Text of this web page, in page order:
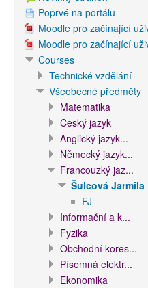
Poprvé na portálu
Moodle pro začínající
Moodle pro začínající
Courses
Technické vzdělání
Všeobecné předměty
Matematika
Český jazyk
Anglický jazyk...
Německý jazyk...
Francouzký jaz...
Šulcová Jarmila
FJ
Informační a k...
Fyzika
Obchodní kores...
Písemná elektr...
Ekonomika